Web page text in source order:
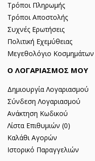
Τρόποι Πληρωμής
Τρόποι Αποστολής
Συχνές Ερωτήσεις
Πολιτική Εχεμύθειας
Μεγεθολόγιο Κοσμημάτων
Ο ΛΟΓΑΡΙΑΣΜΟΣ ΜΟΥ
Δημιουργία Λογαριασμού
Σύνδεση Λογαριασμού
Ανάκτηση Κωδικού
Λίστα Επιθυμιών (0)
Καλάθι Αγορών
Ιστορικό Παραγγελιών